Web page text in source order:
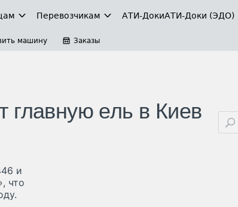
Перевозчикам АТИ-ДокиАТИ-Доки (ЭДО)
машину Заказы
главную ель в Киев
и
что